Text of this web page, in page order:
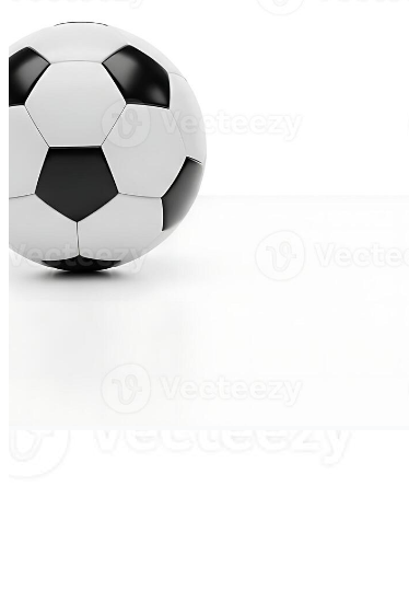
Motion graphics
Images Éditoriales
Événements Éditoriaux